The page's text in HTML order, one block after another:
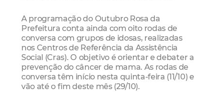
A programação do Outubro Rosa da
Prefeitura conta ainda com oito rodas de
conversa com grupos de idosas, realizadas
nos Centros de Referência da Assistência
Social (Cras). O objetivo é orientar e debater a
prevenção do câncer de mama. As rodas de
conversa têm início nesta quinta-feira (11/10) e
vão até o fim deste mês (29/10).